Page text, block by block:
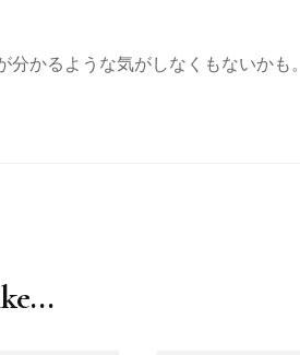
かるような気がしなくもないかも。